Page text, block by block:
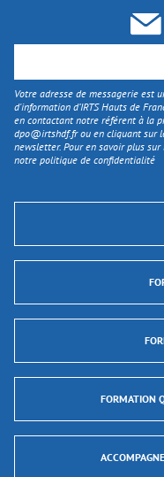
Votre adresse de messagerie est
d'information d’IRTS Hauts de
en contactant notre référent à la
dpo@irtshdf.frou en cliquant sur
newsletter. Pour en savoir plus
notre politique de confidentialité
FORMATION